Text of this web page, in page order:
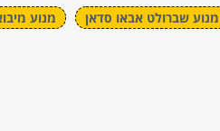
שברולט אבאו סדאן מנוע